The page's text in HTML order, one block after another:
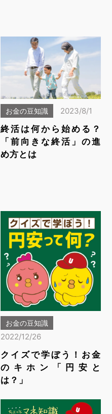
お金の豆知識 2023/8/1
終活は何から始める？
「前向きな終活」の進
め方とは
お金の豆知識
2022/12/26
クイズで学ぼう！お金
のキホン「円安と
は？」